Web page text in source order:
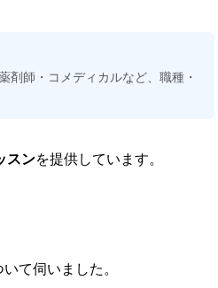
剤師・コメディカルなど、職種・
スンを提供しています。
て伺いました。